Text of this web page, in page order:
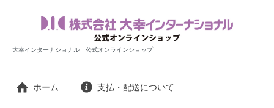
大幸インターナショナル 公式オンラインショップ
ホーム 支払・配送について